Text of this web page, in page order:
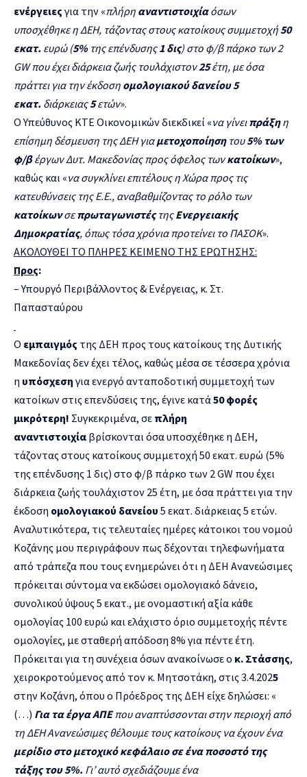
ενέργειεςγια την «πλήρη αναντιστοιχίαόσων
υποσχέθηκε η ΔΕΗ, τάζοντας στους κατοίκους συμμετοχή50
εκατ. ευρώ (5%της επένδυσης1 δις) στο φ/β πάρκο των 2
GWπου έχει διάρκεια ζωής τουλάχιστον25έτη, με όσα
πράττει για την έκδοση ομολογιακού δανείου 5
εκατ. διάρκειας5ετών».
Ο Υπεύθυνος ΚΤΕ Οικονομικών διεκδικεί «να γίνει πράξηη
επίσημη δέσμευση της ΔΕΗ γιαμετοχοποίηση του5% των
φ/βέργων Δυτ. Μακεδονίας προς όφελος τωνκατοίκων»,
καθώς και «να συγκλίνει επιτέλους η Χώρα προς τις
κατευθύνσεις της Ε.Ε., αναβαθμίζοντας το ρόλο των
κατοίκωνσε πρωταγωνιστέςτηςΕνεργειακής
Δημοκρατίας, όπως τόσα χρόνια προτείνει το ΠΑΣΟΚ».
ΑΚΟΛΟΥΘΕΙ ΤΟ ΠΛΗΡΕΣ ΚΕΙΜΕΝΟ ΤΗΣ ΕΡΩΤΗΣΗΣ:
Προς:
– Υπουργό Περιβάλλοντος & Ενέργειας, κ. Στ.
Παπασταύρου
Ο εμπαιγμός της ΔΕΗ προς τους κατοίκους της Δυτικής
Μακεδονίας δεν έχει τέλος, καθώς μέσα σε τέσσερα χρόνια
η υπόσχεσηγια ενεργό ανταποδοτική συμμετοχή των
κατοίκων στις επενδύσεις της, έγινε κατά 50 φορές
μικρότερη! Συγκεκριμένα, σε πλήρη
αναντιστοιχία βρίσκονται όσα υποσχέθηκε η ΔΕΗ,
τάζοντας στους κατοίκους συμμετοχή 50 εκατ. ευρώ (5%
της επένδυσης 1 δις) στο φ/β πάρκο των 2 GW που έχει
διάρκεια ζωής τουλάχιστον 25 έτη, με όσα πράττει για την
έκδοση ομολογιακού δανείου 5 εκατ. διάρκειας 5 ετών.
Αναλυτικότερα, τις τελευταίες ημέρες κάτοικοι του νομού
Κοζάνης μου περιγράφουν πως δέχονται τηλεφωνήματα
από τράπεζα που τους ενημερώνει ότι η ΔΕΗ Ανανεώσιμες
πρόκειται σύντομα να εκδώσει ομολογιακό δάνειο,
συνολικού ύψους 5 εκατ., με ονομαστική αξία κάθε
ομολογίας 100 ευρώ και ελάχιστο όριο συμμετοχής πέντε
ομολογίες, με σταθερή απόδοση 8% για πέντε έτη.
Πρόκειται για τη συνέχεια όσων ανακοίνωσε ο κ. Στάσσης,
χειροκροτούμενος από τον κ. Μητσοτάκη, στις 3.4.2025
στην Κοζάνη, όπου ο Πρόεδρος της ΔΕΗ είχε δηλώσει: «
(…) Για τα έργα ΑΠΕπου αναπτύσσονται στην περιοχή από
τη ΔΕΗ Ανανεώσιμες θέλουμε τους κατοίκους να έχουν ένα
μερίδιο στο μετοχικό κεφάλαιο σε ένα ποσοστό της
τάξης του 5%. Γι’ αυτό σχεδιάζουμε ένα